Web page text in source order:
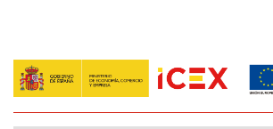
conteúdo
principal